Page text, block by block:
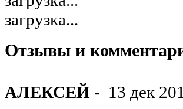
загрузка...
Отзывы и
АЛЕКСЕЙ - 13 дек